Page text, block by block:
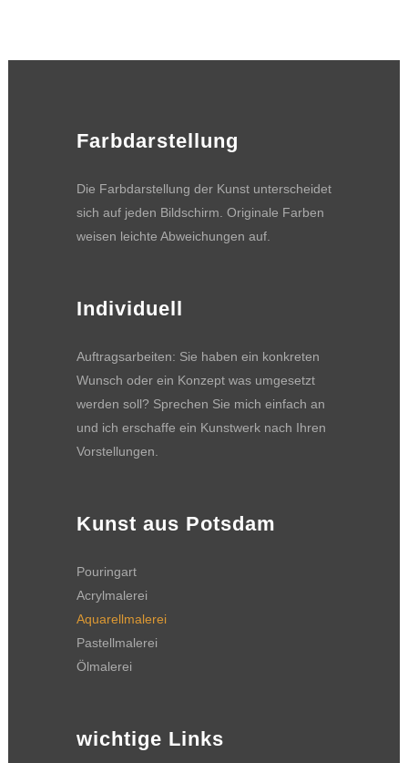
Farbdarstellung
Die Farbdarstellung der Kunst unterscheidet
sich auf jeden Bildschirm. Originale Farben
weisen leichte Abweichungen auf.
Individuell
Auftragsarbeiten: Sie haben ein konkreten
Wunsch oder ein Konzept was umgesetzt
werden soll? Sprechen Sie mich einfach an
und ich erschaffe ein Kunstwerk nach Ihren
Vorstellungen.
Kunst aus Potsdam
Pouringart
Acrylmalerei
Aquarellmalerei
Pastellmalerei
Ölmalerei
wichtige Links